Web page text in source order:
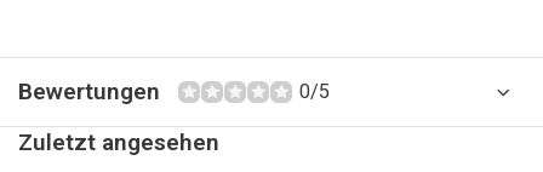
Bewertungen 0/5
Zuletzt angesehen